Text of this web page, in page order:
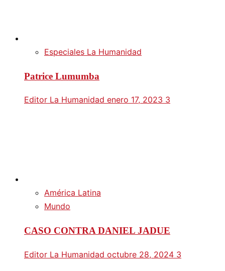
Especiales La Humanidad
Patrice Lumumba
Editor La Humanidad enero 17, 2023 3
América Latina
Mundo
CASO CONTRA DANIEL JADUE
Editor La Humanidad octubre 28, 2024 3